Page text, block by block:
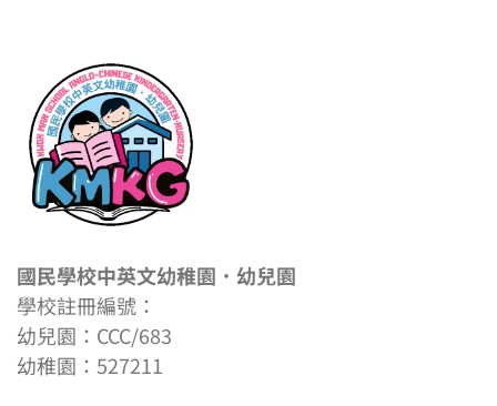
國民學校中英文幼稚園．幼兒園
學校註冊編號：
幼兒園：CCC/683
幼稚園：527211